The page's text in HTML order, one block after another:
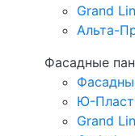
Grand
Альта-
Фасадные
Ю-Пласт
Grand